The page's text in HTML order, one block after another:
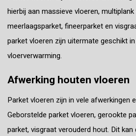
hierbij aan massieve vloeren,
meerlaagsparket, fineerparket en
parket vloeren zijn uitermate geschikt
vloerverwarming.
Afwerking houten vloeren
Parket vloeren zijn in vele afwerkingen
Geborstelde parket vloeren, gerookte
parket, visgraat verouderd hout. Dit